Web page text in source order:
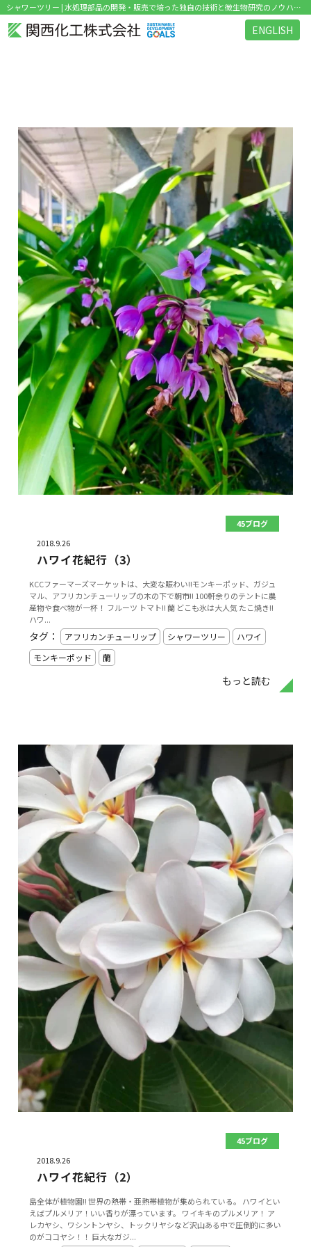
シャワーツリー | 水処理部品の開発・販売で培った独自の技術と微生物研究のノウハウを活かした環境関連ビジネス を展開
ENGLISH
45ブログ
2018.9.26
ハワイ花紀行（3）
KCCファーマーズマーケットは、大変な賑わい!!モンキーポッド、ガジュ
マル、アフリカンチューリップの木の下で朝市!! 100軒余りのテントに農
産物や食べ物が一杯！ フルーツ トマト!! 蘭 どこも氷は大人気 たこ焼き!!
ハワ...
もっと読む
タグ： アフリカンチューリップ シャワーツリー
ハワイ
モンキーポッド
蘭
45ブログ
2018.9.26
ハワイ花紀行（2）
島全体が植物園!! 世界の熱帯・亜熱帯植物が集められている。 ハワイとい
えばプルメリア！いい香りが漂っています。 ワイキキのプルメリア！ ア
レカヤシ、ワシントンヤシ、トックリヤシなど沢山ある中で圧倒的に多い
のがココヤシ！！ 巨大なガジ...